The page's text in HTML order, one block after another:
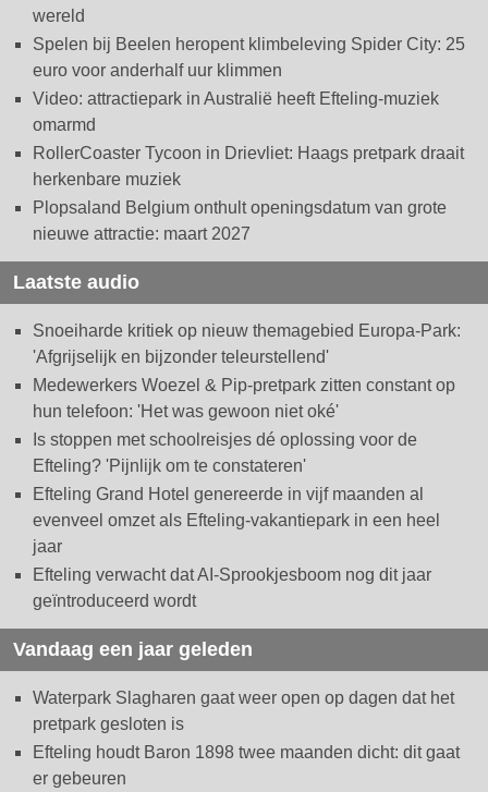
wereld
Spelen bij Beelen heropent klimbeleving Spider City: 25
euro voor anderhalf uur klimmen
Video: attractiepark in Australië heeft Efteling-muziek
omarmd
RollerCoaster Tycoon in Drievliet: Haags pretpark draait
herkenbare muziek
Plopsaland Belgium onthult openingsdatum van grote
nieuwe attractie: maart 2027
Laatste audio
Snoeiharde kritiek op nieuw themagebied Europa-Park:
'Afgrijselijk en bijzonder teleurstellend'
Medewerkers Woezel & Pip-pretpark zitten constant op
hun telefoon: 'Het was gewoon niet oké'
Is stoppen met schoolreisjes dé oplossing voor de
Efteling? 'Pijnlijk om te constateren'
Efteling Grand Hotel genereerde in vijf maanden al
evenveel omzet als Efteling-vakantiepark in een heel
jaar
Efteling verwacht dat AI-Sprookjesboom nog dit jaar
geïntroduceerd wordt
Vandaag een jaar geleden
Waterpark Slagharen gaat weer open op dagen dat het
pretpark gesloten is
Efteling houdt Baron 1898 twee maanden dicht: dit gaat
er gebeuren